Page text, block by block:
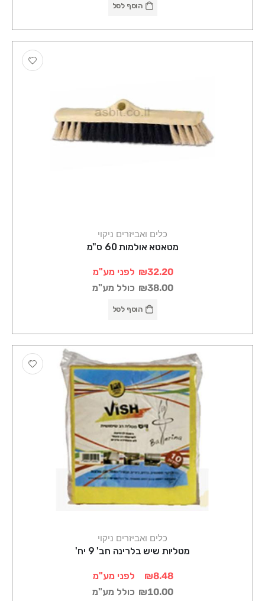
הוסף לסל
כלים ואביזרים ניקוי
מטאטא אולמות 60 ס"מ
₪32.20 לפני מע"מ
₪38.00 כולל מע"מ
הוסף לסל
כלים ואביזרים ניקוי
מטליות שיש בלרינה חב' 9 יח'
₪8.48
לפני מע"מ
₪10.00 כולל מע"מ